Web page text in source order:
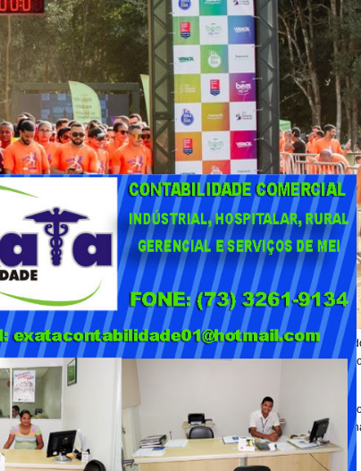
a Vera Running será um momento de integração e cuidado
reforçando o espírito de inclusão e celebração do evento. Além
e o reconhecimento dos esforços dos corredores.
do “Mês da Família”, que acontece durante todo o mês de
(RPPN) Estação Veracel, fazem parte das ações que tem foco